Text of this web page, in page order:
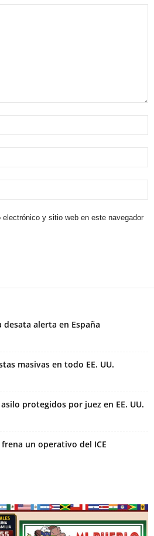
electrónico y sitio web en este navegador
alerta en España
masivas en todo EE. UU.
protegidos por juez en EE. UU.
un operativo del ICE